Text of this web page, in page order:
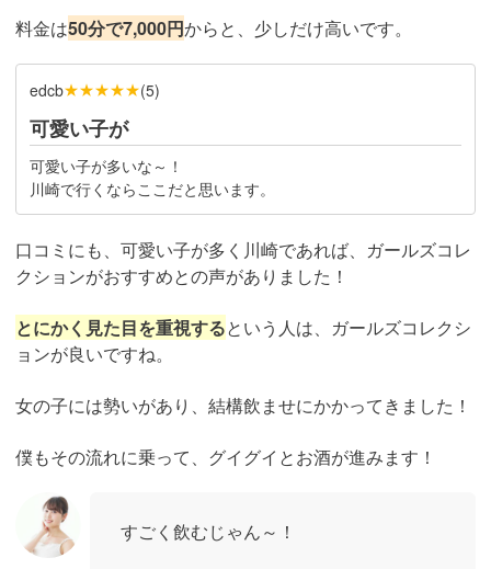
料金は50分で7,000円からと、少しだけ高いです。
edcb★★★★★(5)
可愛い子が
可愛い子が多いな～！
川崎で行くならここだと思います。
口コミにも、可愛い子が多く川崎であれば、ガールズコレ
クションがおすすめとの声がありました！
とにかく見た目を重視するという人は、ガールズコレクシ
ョンが良いですね。
女の子には勢いがあり、結構飲ませにかかってきました！
僕もその流れに乗って、グイグイとお酒が進みます！
すごく飲むじゃん～！